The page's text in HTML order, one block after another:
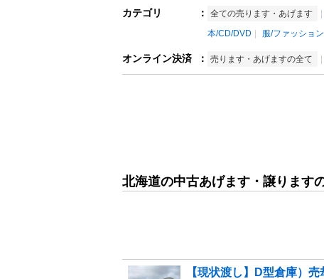
カテゴリ ： 全ての売ります・あげます
本/CD/DVD
服/ファッション
オンライン決済 ： 売ります・あげますの全て
北海道の中古あげます・譲ります
【現状渡し】D型倉庫）